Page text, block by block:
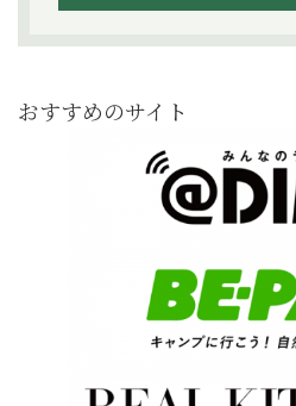
おすすめのサイト